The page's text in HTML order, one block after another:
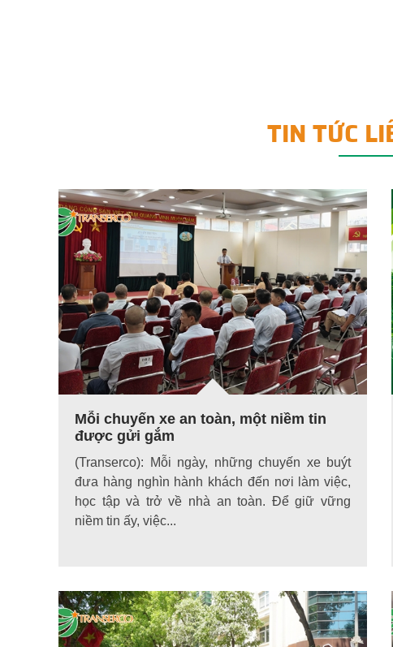
TIN TỨC
Mỗi chuyến xe an toàn, một niềm tin
được gửi gắm
(Transerco): Mỗi ngày, những chuyến xe buýt
đưa hàng nghìn hành khách đến nơi làm việc,
học tập và trở về nhà an toàn. Để giữ vững
niềm tin ấy, việc...